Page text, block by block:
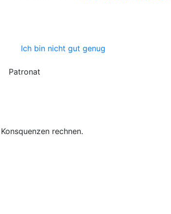
Ich bin nicht gut genug
Patronat
rechnen.